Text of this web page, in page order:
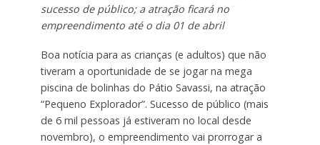
sucesso de público; a atração ficará no
empreendimento até o dia 01 de abril
Boa notícia para as crianças (e adultos) que não
tiveram a oportunidade de se jogar na mega
piscina de bolinhas do Pátio Savassi, na atração
“Pequeno Explorador”. Sucesso de público (mais
de 6 mil pessoas já estiveram no local desde
novembro), o empreendimento vai prorrogar a